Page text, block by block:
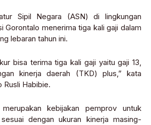
Sipil Negara (ASN) di lingkungan
Gorontalo menerima tiga kali gaji dalam
lebaran tahun ini.
bisa terima tiga kali gaji yaitu gaji 13,
kinerja daerah (TKD) plus,” kata
Rusli Habibie.
kebijakan pemprov untuk
dengan ukuran kinerja masing-